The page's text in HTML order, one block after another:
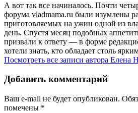
А вот так все начиналось. Почти
форума vladmama.ru были изумлены
приготовляемых на ужин одной из
день. Спустя месяц подобных
призвали к ответу — в форме
хотели знать, кто обладает столь
Посмотреть все записи автора Елена
Добавить комментарий
Ваш e-mail не будет опубликован.
помечены *